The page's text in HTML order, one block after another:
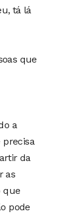
tá lá
que
a
precisa
da
as
que
pode